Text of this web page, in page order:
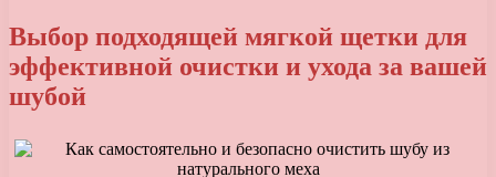
Выбор подходящей мягкой щетки для
эффективной очистки и ухода за вашей
шубой